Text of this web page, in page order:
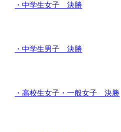
・中学生女子 決勝
・中学生男子 決勝
・高校生女子・一般女子 決勝